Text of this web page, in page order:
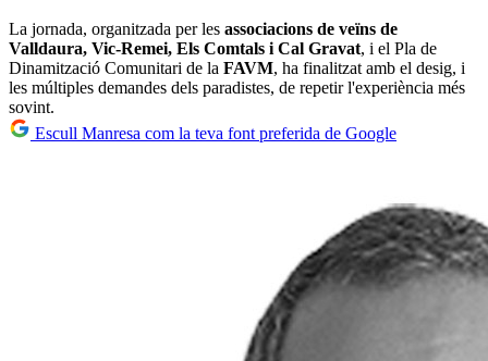
La jornada, organitzada per les associacions de veïns de
Valldaura, Vic-Remei, Els Comtals i Cal Gravat, i el Pla de
Dinamització Comunitari de la FAVM, ha finalitzat amb el desig, i
les múltiples demandes dels paradistes, de repetir l'experiència més
sovint.
Escull Manresa com la teva font preferida de Google